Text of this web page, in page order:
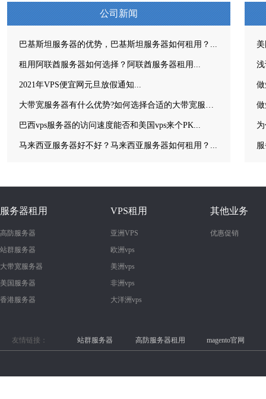
公司新闻
巴基斯坦服务器的优势，巴基斯坦服务器如何租用？...
租用阿联酋服务器如何选择？阿联酋服务器租用...
2021年VPS便宜网元旦放假通知...
大带宽服务器有什么优势?如何选择合适的大带宽服务器？...
巴西vps服务器的访问速度能否和美国vps来个PK...
马来西亚服务器好不好？马来西亚服务器如何租用？...
服务器租用
高防服务器
站群服务器
大带宽服务器
美国服务器
香港服务器
VPS租用
亚洲VPS
欧洲vps
美洲vps
非洲vps
大洋洲vps
其他业务
优惠促销
友情链接： 站群服务器 高防服务器租用 magento官网